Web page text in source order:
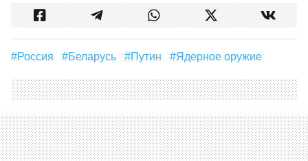
#Россия #Беларусь #Путин #ядерное оружие